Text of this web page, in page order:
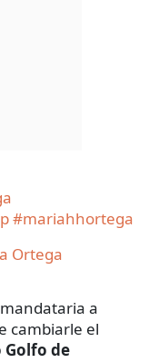
#mariahhortega
Ortega
a
cambiarle el
Golfo de